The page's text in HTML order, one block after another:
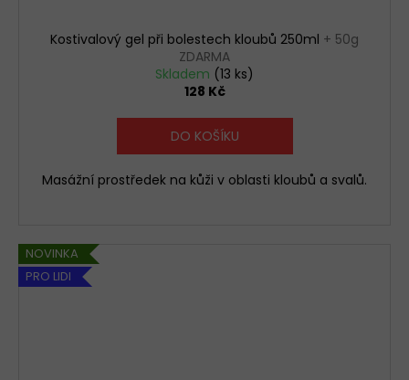
Kostivalový gel při bolestech kloubů 250ml + 50g
ZDARMA
Skladem (13 ks)
128 Kč
DO KOŠÍKU
Masážní prostředek na kůži v oblasti kloubů a svalů.
NOVINKA
PRO LIDI